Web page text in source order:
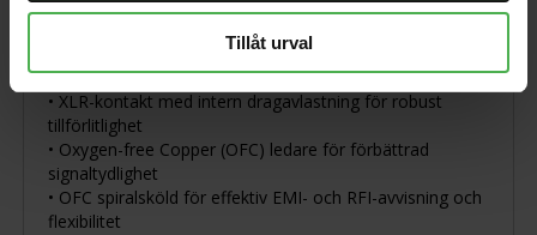
Tillåt urval
med en XLR-utgång till en mini stereotelefoningång. Den
är idealisk för att ansluta en pro mic till en DV-kamera
• XLR-kontakt med intern dragavlastning för robust
tillförlitlighet
• Oxygen-free Copper (OFC) ledare för förbättrad
signaltydlighet
• OFC spiralsköld för effektiv EMI- och RFI-avvisning och
flexibilitet